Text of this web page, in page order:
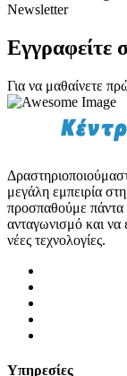
Newsletter
Εγγραφείτε
Για να μαθαίνετε
μεγάλη εμπειρία
προσπαθούμε
ανταγωνισμό και να
νέες τεχνολογίες.
Υπηρεσίες